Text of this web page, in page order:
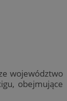
województwo
obejmujące